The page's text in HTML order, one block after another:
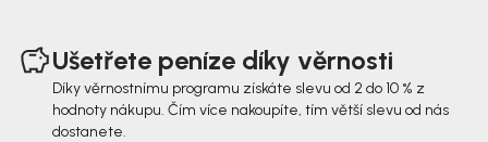
Ušetřete peníze díky věrnosti
Díky věrnostnímu programu získáte slevu od 2 do 10 % z
hodnoty nákupu. Čím více nakoupíte, tím větší slevu od nás
dostanete.